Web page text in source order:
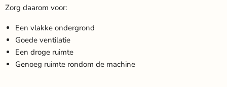
Zorg daarom voor:
Een vlakke ondergrond
Goede ventilatie
Een droge ruimte
Genoeg ruimte rondom de machine